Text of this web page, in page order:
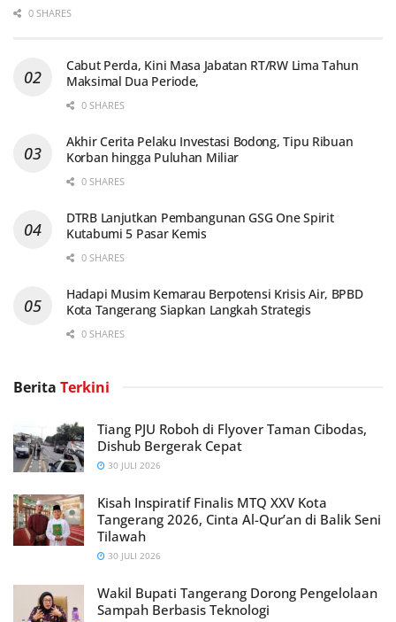
0 SHARES
Cabut Perda, Kini Masa Jabatan RT/RW Lima Tahun
Maksimal Dua Periode,
0 SHARES
Akhir Cerita Pelaku Investasi Bodong, Tipu Ribuan
Korban hingga Puluhan Miliar
0 SHARES
DTRB Lanjutkan Pembangunan GSG One Spirit
Kutabumi 5 Pasar Kemis
0 SHARES
Hadapi Musim Kemarau Berpotensi Krisis Air, BPBD
Kota Tangerang Siapkan Langkah Strategis
0 SHARES
Berita Terkini
Tiang PJU Roboh di Flyover Taman Cibodas,
Dishub Bergerak Cepat
30 JULI 2026
Kisah Inspiratif Finalis MTQ XXV Kota
Tangerang 2026, Cinta Al-Qur’an di Balik Seni
Tilawah
30 JULI 2026
Wakil Bupati Tangerang Dorong Pengelolaan
Sampah Berbasis Teknologi